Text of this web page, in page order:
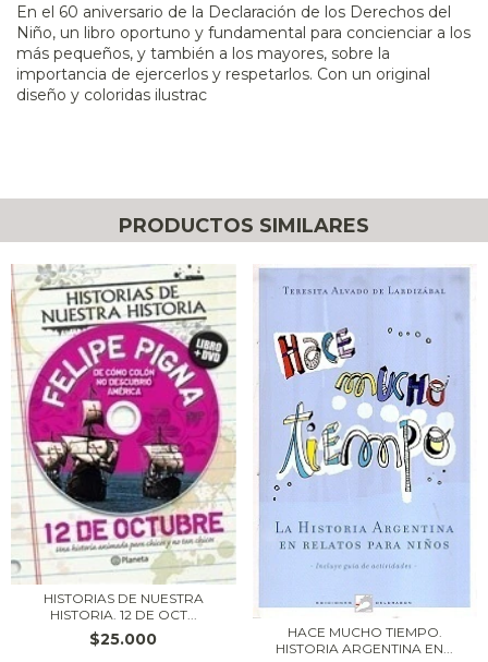
En el 60 aniversario de la Declaración de los Derechos del
Niño, un libro oportuno y fundamental para concienciar a los
más pequeños, y también a los mayores, sobre la
importancia de ejercerlos y respetarlos. Con un original
diseño y coloridas ilustrac
PRODUCTOS SIMILARES
HISTORIAS DE NUESTRA
HISTORIA. 12 DE OCT...
$25.000
HACE MUCHO TIEMPO.
HISTORIA ARGENTINA EN...